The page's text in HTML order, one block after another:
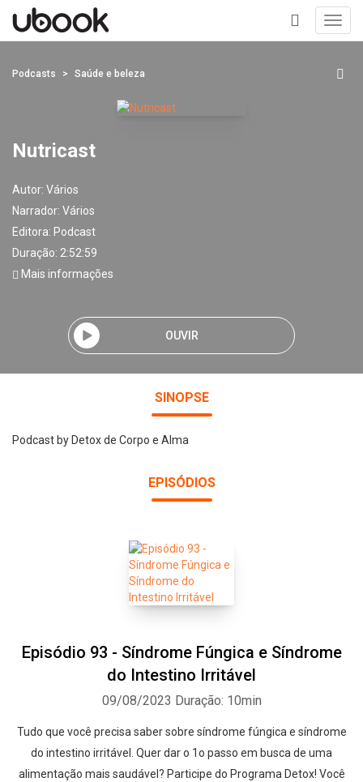
+
Podcasts Saúde e beleza
Nutricast
Autor: Vários
Narrador: Vários
Editora: Podcast
Duração: 2:52:59
Mais informações
OUVIR
SINOPSE
Podcast by Detox de Corpo e Alma
EPISÓDIOS
Episódio 93 - Síndrome Fúngica e Síndrome
do Intestino Irritável
09/08/2023 Duração: 10min
Tudo que você precisa saber sobre síndrome fúngica e síndrome
do intestino irritável. Quer dar o 1o passo em busca de uma
alimentação mais saudável? Participe do Programa Detox! Você